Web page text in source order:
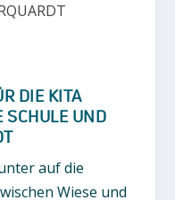
DIE KITA
SCHULE UND
auf die
Wiese und